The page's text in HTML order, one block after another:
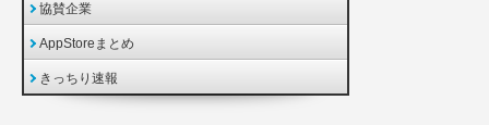
協賛企業
AppStoreまとめ
きっちり速報